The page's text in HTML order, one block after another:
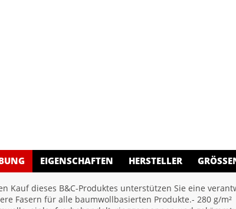
EIGENSCHAFTEN HERSTELLER
Kauf dieses B&C-Produktes unterstützen Sie eine
Fasern für alle baumwollbasierten Produkte.- 280 g/m²